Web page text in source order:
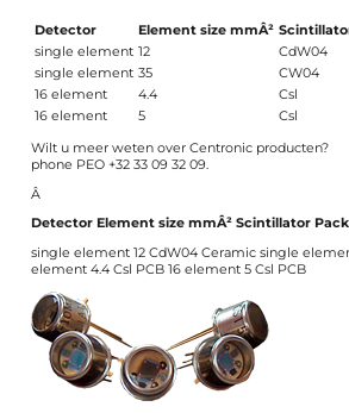
Detector Element size mmÂ²
single element 12 CdW04
single element 35 CW04
16 element
4.4 Csl
16 element
5 Csl
Wilt u meer weten over Centronic producten?
phone PEO +32 33 09 32 09.
Â
Detector Element size mmÂ² Scintillator
single element 12 CdW04 Ceramic single
element 4.4 Csl PCB 16 element 5 Csl PCB